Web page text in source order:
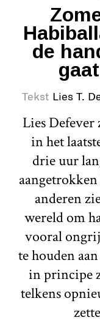
de
Tekst Lies T.
Lies Defever
in het
drie uur
anderen
wereld om
vooral
te houden
in principe
telkens